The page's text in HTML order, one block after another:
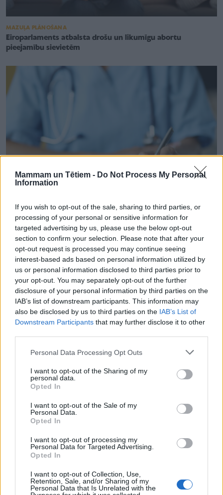
Mammam un Tētiem - Do Not Process My Personal
Information
If you wish to opt-out of the sale, sharing to third parties, or
processing of your personal or sensitive information for
targeted advertising by us, please use the below opt-out
section to confirm your selection. Please note that after your
opt-out request is processed you may continue seeing
interest-based ads based on personal information utilized by
us or personal information disclosed to third parties prior to
your opt-out. You may separately opt-out of the further
disclosure of your personal information by third parties on the
IAB’s list of downstream participants. This information may
also be disclosed by us to third parties on the IAB’s List of
Downstream Participants that may further disclose it to other
Personal Data Processing Opt Outs
I want to opt-out of the Sharing of my
personal data.
Opted In
I want to opt-out of the Sale of my
Personal Data.
Opted In
I want to opt-out of processing my
Personal Data for Targeted Advertising.
Opted In
I want to opt-out of Collection, Use,
Retention, Sale, and/or Sharing of my
Personal Data that Is Unrelated with the
MAZUĻA PLĀNOŠANA
Eiroparlaments atbalsta drošu un likumīgu abortu
pieejamību sievietēm
AKTUALITĀTES
Turpmāk ķirurģisko kontracepciju nevarēs veikt bez
rīcībnespējīgās personas piekrišanas... Kā līdz šim
MAZUĻA PLĀNOŠANA
Tiesībsardze par obligātajām konsultācijām pirms aborta: šis
Jaunākie